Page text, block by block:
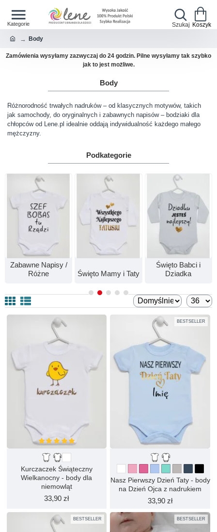
Body
Jeśli przesyłka jest pilna, napisz w uwagach do zamówienia - wyślemy
priorytetowo bez opłat
Body
Różnorodność trwałych nadruków – od klasycznych motywów, takich
jak samochody, do oryginalnych i zabawnych napisów – bodziaki dla
chłopców od Lene.pl idealnie oddają indywidualność każdego małego
mężczyzny.
Podkategorie
Zabawne Napisy /
Różne
Święto Mamy i Taty
Święto Babci i
Dziadka
Kurczaczek Świąteczny
Wielkanocny - body dla
niemowląt
33,90 zł
BESTSELLER
Nasz Pierwszy Dzień Taty - body
na Dzień Ojca z nadrukiem
33,90 zł
BESTSELLER BESTSELLER